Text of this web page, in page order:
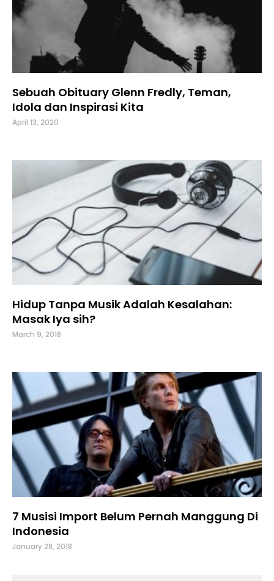
Sebuah Obituary Glenn Fredly, Teman,
Idola dan Inspirasi Kita
April 13, 2020
Hidup Tanpa Musik Adalah Kesalahan:
Masak Iya sih?
March 9, 2018
7 Musisi Import Belum Pernah Manggung Di
Indonesia
January 28, 2018